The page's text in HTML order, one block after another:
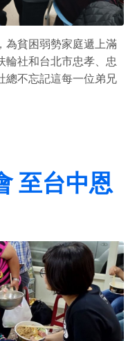
為貧困弱勢家庭遞上滿
輪社和台北市忠孝、忠
總不忘記這每一位弟兄
至台中恩